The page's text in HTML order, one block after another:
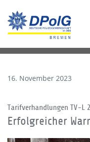
16. November 2023
Tarifverhandlungen TV-L
Erfolgreicher